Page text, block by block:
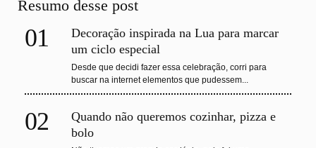
Resumo desse post
01
Decoração inspirada na Lua para marcar
um ciclo especial
Desde que decidi fazer essa celebração, corri para
buscar na internet elementos que pudessem...
02
Quando não queremos cozinhar, pizza e
bolo